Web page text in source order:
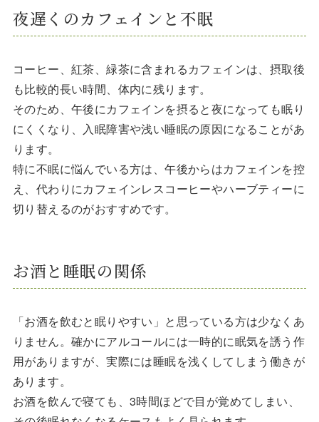
夜遅くのカフェインと不眠
コーヒー、紅茶、緑茶に含まれるカフェインは、摂取後
も比較的長い時間、体内に残ります。
そのため、午後にカフェインを摂ると夜になっても眠り
にくくなり、入眠障害や浅い睡眠の原因になることがあ
ります。
特に不眠に悩んでいる方は、午後からはカフェインを控
え、代わりにカフェインレスコーヒーやハーブティーに
切り替えるのがおすすめです。
お酒と睡眠の関係
「お酒を飲むと眠りやすい」と思っている方は少なくあ
りません。確かにアルコールには一時的に眠気を誘う作
用がありますが、実際には睡眠を浅くしてしまう働きが
あります。
お酒を飲んで寝ても、3時間ほどで目が覚めてしまい、